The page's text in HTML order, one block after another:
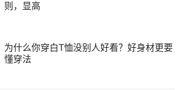
则，显高
为什么你穿白T恤没别人好看？好身材更要
懂穿法